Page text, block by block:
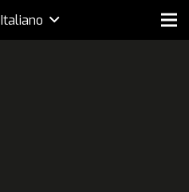
Italiano